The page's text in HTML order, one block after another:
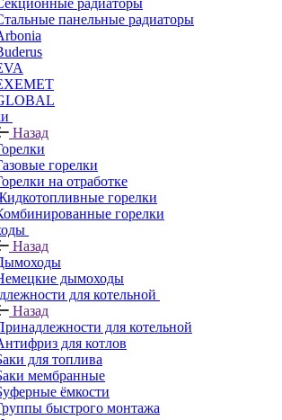
радиаторы
панельные радиаторы
Назад
горелки
на отработке
горелки
горелки
Назад
дымоходы
для котельной
Назад
для котельной
для котлов
для топлива
мембранные
ёмкости
быстрого монтажа